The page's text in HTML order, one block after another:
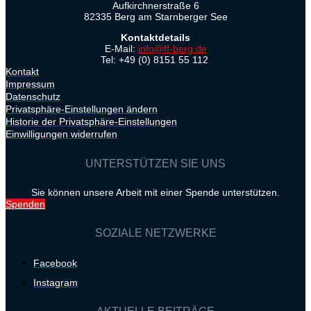
Aufkirchnerstraße 6
82335 Berg am Starnberger See
Kontaktdetails
E-Mail: info@ff-berg.de
Tel: +49 (0) 8151 55 112
Kontakt
Impressum
Datenschutz
Privatsphäre-Einstellungen ändern
Historie der Privatsphäre-Einstellungen
Einwilligungen widerrufen
UNTERSTÜTZEN SIE UNS
Sie können unsere Arbeit mit einer Spende unterstützen.
Spenden
SOZIALE NETZWERKE
Facebook
Instagram